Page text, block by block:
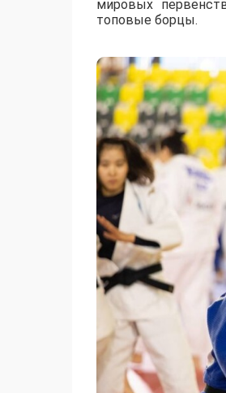
мировых
топовые борцы.